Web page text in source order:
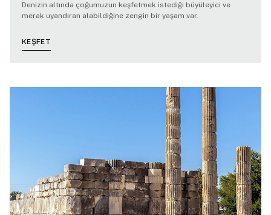
Denizin altında çoğumuzun keşfetmek istediği büyüleyici ve
merak uyandıran alabildiğine zengin bir yaşam var.
KEŞFET